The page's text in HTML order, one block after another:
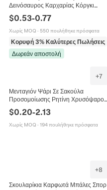
Δεινόσαυρος Καρχαρίας Κόργκι
Σχέδιο Δαγκώματος Αυτιού Ρητίνη
Κράμα Κοσμήματα Για Γυναίκες
Άνδρες
$0.53-0.77
Χωρίς MOQ · 550 πουλήθηκε πρόσφατα
Κορυφή 3% Καλύτερες Πωλήσεις
Δωρεάν αποστολή
+7
Μενταγιόν Ψάρι Σε Σακούλα
Προσομοίωσης Ρητίνη Χρυσόψαρο
Ψάρι Κλόουν Για Σκουλαρίκια DIY
Μπρελόκ Κατασκευή Κοσμημάτων
$0.20-2.13
Χωρίς MOQ · 194 πουλήθηκε πρόσφατα
+8
Σκουλαρίκια Καρφωτά Μπάλες Σπορ